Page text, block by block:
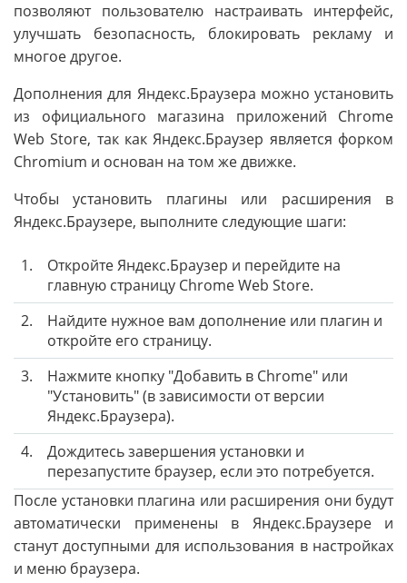
позволяют пользователю настраивать интерфейс,
улучшать безопасность, блокировать рекламу и
многое другое.
Дополнения для Яндекс.Браузера можно установить
из официального магазина приложений Chrome
Web Store, так как Яндекс.Браузер является форком
Chromium и основан на том же движке.
Чтобы установить плагины или расширения в
Яндекс.Браузере, выполните следующие шаги:
1.
Откройте Яндекс.Браузер и перейдите на
главную страницу Chrome Web Store.
2.
Найдите нужное вам дополнение или плагин и
откройте его страницу.
3.
Нажмите кнопку "Добавить в Chrome" или
"Установить" (в зависимости от версии
Яндекс.Браузера).
4.
Дождитесь завершения установки и
перезапустите браузер, если это потребуется.
После установки плагина или расширения они будут
автоматически применены в Яндекс.Браузере и
станут доступными для использования в настройках
и меню браузера.